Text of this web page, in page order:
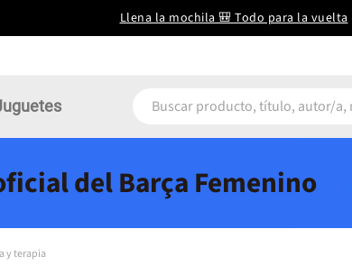
Llena la mochila 🎒 Todo para la vuelta
del Barça Femenino
y terapia